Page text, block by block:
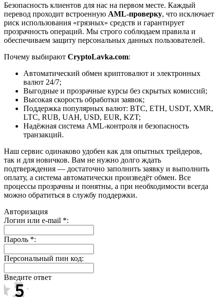
Безопасность клиентов для нас на первом месте. Каждый
перевод проходит встроенную AML-проверку, что исключает
риск использования «грязных» средств и гарантирует
прозрачность операций. Мы строго соблюдаем правила и
обеспечиваем защиту персональных данных пользователей.
Почему выбирают CryptoLavka.com:
Автоматический обмен криптовалют и электронных
валют 24/7;
Выгодные и прозрачные курсы без скрытых комиссий;
Высокая скорость обработки заявок;
Поддержка популярных валют: BTC, ETH, USDT, XMR,
LTC, RUB, UAH, USD, EUR, KZT;
Надёжная система AML-контроля и безопасность
транзакций.
Наш сервис одинаково удобен как для опытных трейдеров,
так и для новичков. Вам не нужно долго ждать
подтверждения — достаточно заполнить заявку и выполнить
оплату, а система автоматически произведёт обмен. Все
процессы прозрачны и понятны, а при необходимости всегда
можно обратиться в службу поддержки.
Авторизация
Логин или e-mail *:
Пароль *:
Персональный пин код:
Введите ответ